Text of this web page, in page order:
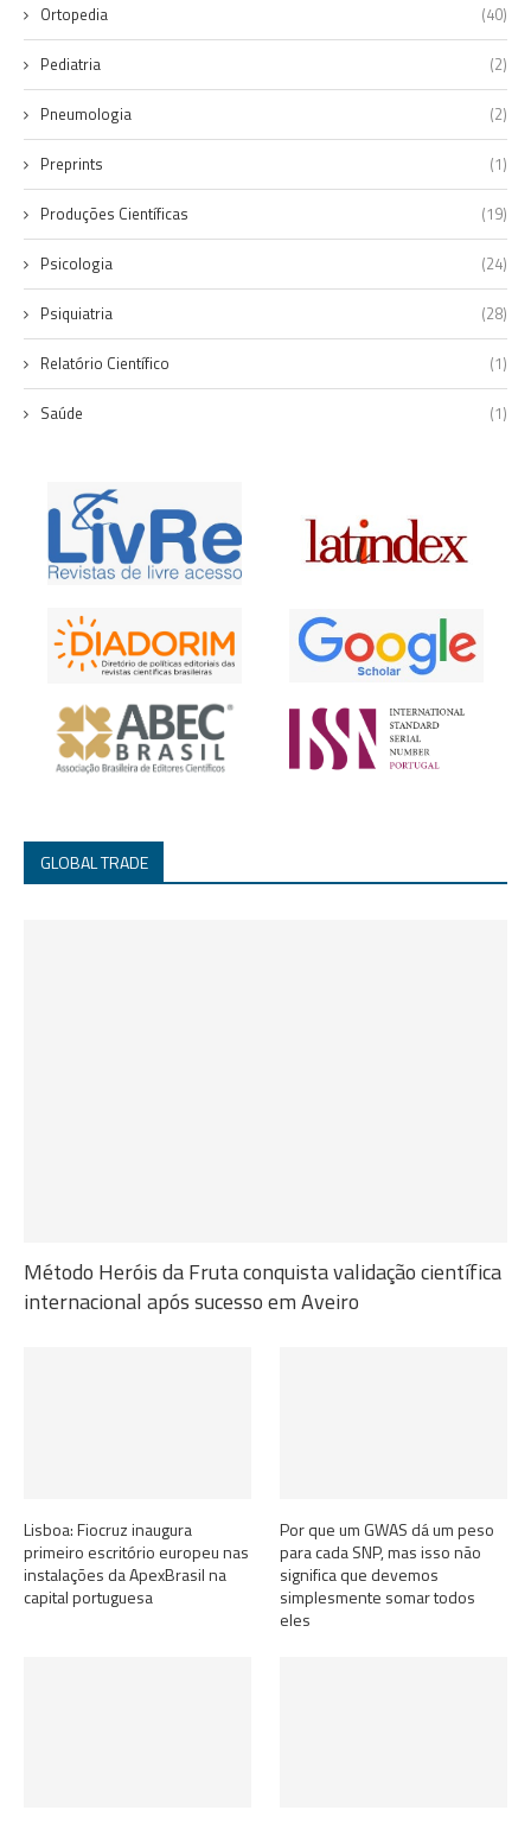
Ortopedia (40)
Pediatria (2)
Pneumologia (2)
Preprints (1)
Produções Científicas (19)
Psicologia (24)
Psiquiatria (28)
Relatório Científico (1)
Saúde (1)
GLOBAL TRADE
Método Heróis da Fruta conquista validação científica
internacional após sucesso em Aveiro
Lisboa: Fiocruz inaugura
primeiro escritório europeu nas
instalações da ApexBrasil na
capital portuguesa
Por que um GWAS dá um peso
para cada SNP, mas isso não
significa que devemos
simplesmente somar todos
eles